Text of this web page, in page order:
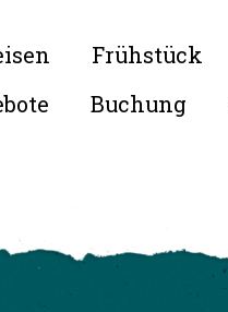
Frühstück
Buchung